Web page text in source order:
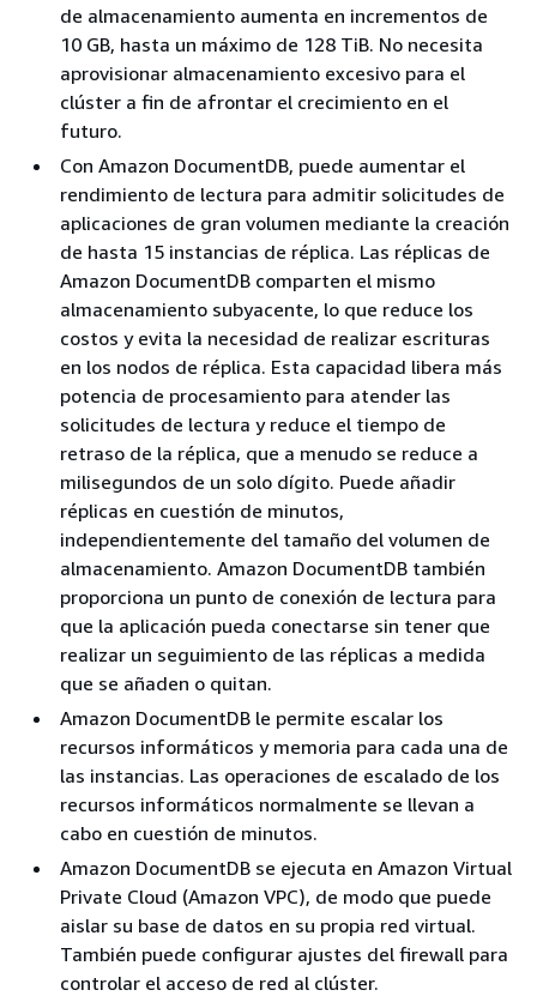
de almacenamiento aumenta en incrementos de
10 GB, hasta un máximo de 128 TiB. No necesita
aprovisionar almacenamiento excesivo para el
clúster a fin de afrontar el crecimiento en el
futuro.
Con Amazon DocumentDB, puede aumentar el
rendimiento de lectura para admitir solicitudes de
aplicaciones de gran volumen mediante la creación
de hasta 15 instancias de réplica. Las réplicas de
Amazon DocumentDB comparten el mismo
almacenamiento subyacente, lo que reduce los
costos y evita la necesidad de realizar escrituras
en los nodos de réplica. Esta capacidad libera más
potencia de procesamiento para atender las
solicitudes de lectura y reduce el tiempo de
retraso de la réplica, que a menudo se reduce a
milisegundos de un solo dígito. Puede añadir
réplicas en cuestión de minutos,
independientemente del tamaño del volumen de
almacenamiento. Amazon DocumentDB también
proporciona un punto de conexión de lectura para
que la aplicación pueda conectarse sin tener que
realizar un seguimiento de las réplicas a medida
que se añaden o quitan.
Amazon DocumentDB le permite escalar los
recursos informáticos y memoria para cada una de
las instancias. Las operaciones de escalado de los
recursos informáticos normalmente se llevan a
cabo en cuestión de minutos.
Amazon DocumentDB se ejecuta en Amazon Virtual
Private Cloud (Amazon VPC), de modo que puede
aislar su base de datos en su propia red virtual.
También puede configurar ajustes del firewall para
controlar el acceso de red al clúster.